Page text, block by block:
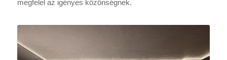
megfelel az igényes közönségnek.